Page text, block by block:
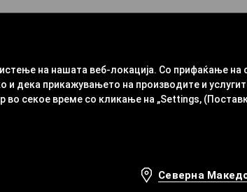
на нашата веб-локација. Со прифаќање на
и дека прикажувањето на производите и
секое време со кликање на „Settings,
Северна